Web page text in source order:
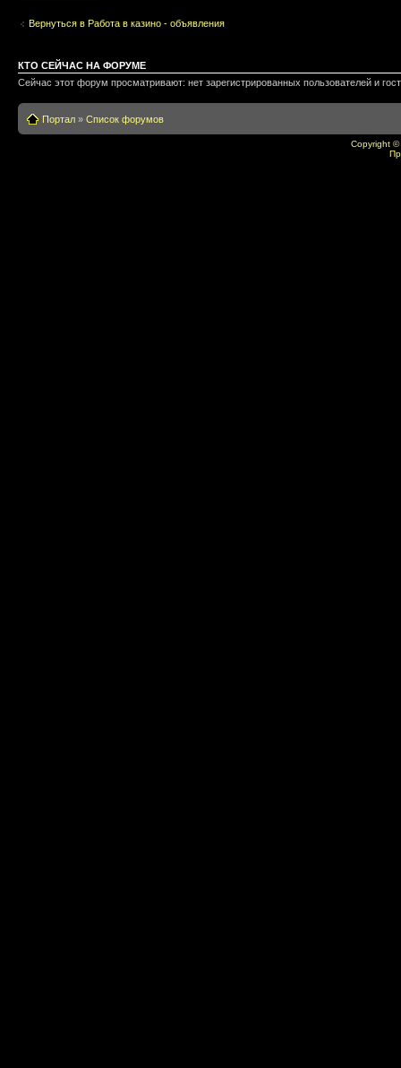
Вернуться в Работа в казино - объявления
КТО СЕЙЧАС НА ФОРУМЕ
Сейчас этот форум просматривают: нет зарегистрированных пользователей и
Портал » Список форумов
Copyright